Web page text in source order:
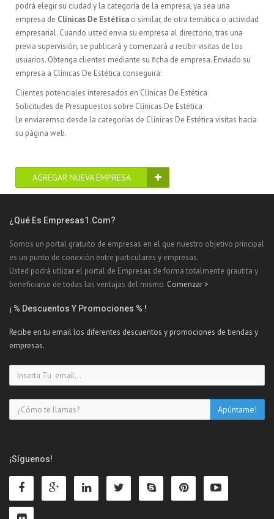
podrá elegir su ciudad y la categoría de la empresa, ya sea una
empresa de Clínicas De Estética o similar, de otra temática o actividad
empresarial. Cuando usted envia su empresa al directorio, tras una
previa supervisión, se publicará y comenzará a recibir visitas de los
usuarios. Obtenga clientes mediante su ficha de empresa. Enviado su
empresa a Clínicas De Estética conseguirá:
Clientes potenciales interesados en Clínicas De Estética
Solicitudes de Presupuestos sobre Clínicas De Estética
Le enviaremso desde la categorías de Clínicas De Estética visitas hacia
su página web.
AGREGAR NUEVA EMPRESA
¿Qué Es Empresas1.com?
Somos un portal gratuito de empresas en el que nuestro objetivo principal
es un punto de conexión entre particulares y empresas.
Usted podrá utlizar el portal de Empresas de forma totalmente grautita y
beneficiarse de todas las ventajas del mismo. Comenzar >
¡ % Descuentos Y Promociones % !
Recibe en tu email los diferentes descuentos y promociones de tiendas y
empresas.
¡Síguenos!